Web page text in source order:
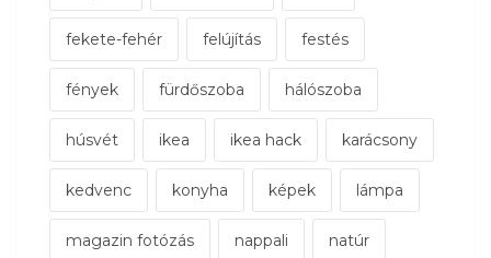
fekete-fehér felújítás festés
fények fürdőszoba hálószoba
húsvét ikea ikea hack karácsony
kedvenc konyha képek lámpa
magazin fotózás nappali natúr